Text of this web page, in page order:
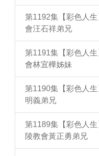
第1192集【彩色人
會汪石祥弟兄
第1191集【彩色人
會林宜樺姊妹
第1190集【彩色人
明義弟兄
第1189集【彩色人
陵教會黃正勇弟兄